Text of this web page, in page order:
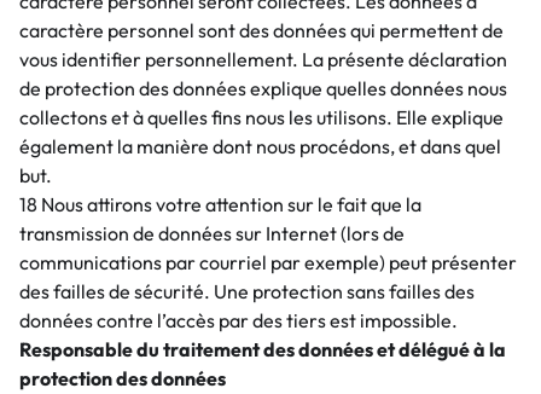
caractère personnel sont des données qui permettent de
vous identifier personnellement. La présente déclaration
de protection des données explique quelles données nous
collectons et à quelles fins nous les utilisons. Elle explique
également la manière dont nous procédons, et dans quel
but.
18 Nous attirons votre attention sur le fait que la
transmission de données sur Internet (lors de
communications par courriel par exemple) peut présenter
des failles de sécurité. Une protection sans failles des
données contre l’accès par des tiers est impossible.
Responsable du traitement des données et délégué à la
protection des données